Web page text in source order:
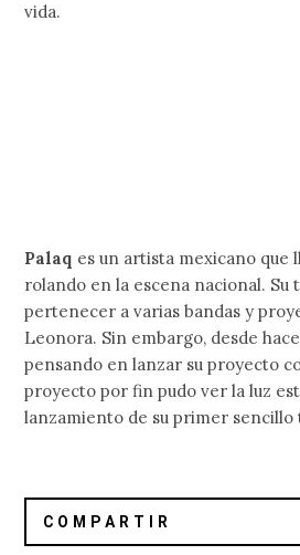
vida.
Palaq es un artista mexicano que
rolando en la escena nacional. Su
pertenecer a varias bandas y
Leonora. Sin embargo, desde
pensando en lanzar su proyecto
proyecto por fin pudo ver la luz
lanzamiento de su primer sencillo